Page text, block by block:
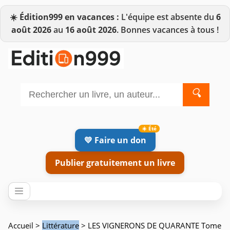
☀️ Édition999 en vacances : L'équipe est absente du 6
août 2026au 16 août 2026. Bonnes vacances à tous !
🔍
💛 Faire un don
Publier gratuitement un livre
Accueil > Littérature > LES VIGNERONS DE QUARANTE Tome